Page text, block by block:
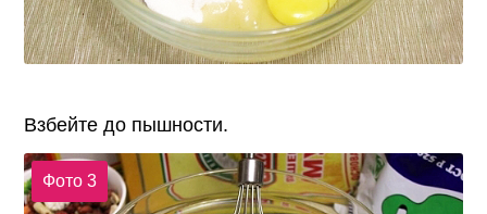
Взбейте до пышности.
Фото 3